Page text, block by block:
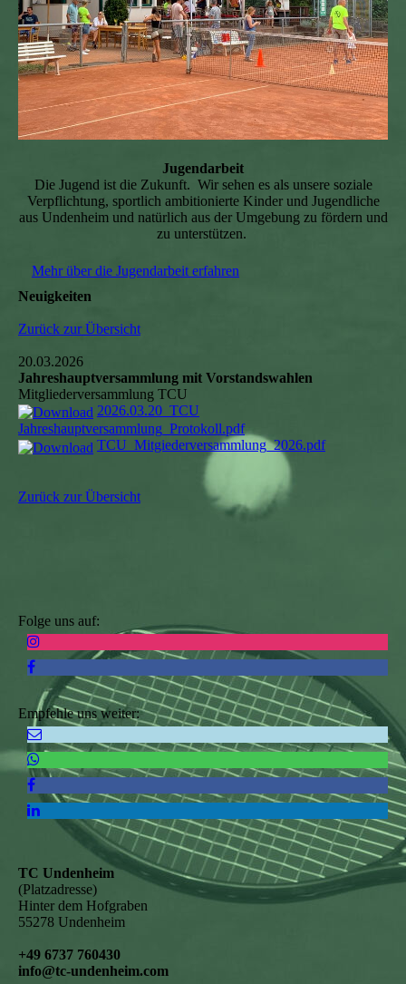
Jugendarbeit
Die Jugend ist die Zukunft. Wir sehen es als unsere soziale
Verpflichtung, sportlich ambitionierte Kinder und Jugendliche
aus Undenheim und natürlich aus der Umgebung zu fördern und
zu unterstützen.
Mehr über die Jugendarbeit erfahren
Neuigkeiten
Zurück zur Übersicht
20.03.2026
Jahreshauptversammlung mit Vorstandswahlen
Mitgliederversammlung TCU
2026.03.20_TCU
Jahreshauptversammlung_Protokoll.pdf
TCU_Mitgiederversammlung_2026.pdf
Zurück zur Übersicht
Folge uns auf:
Empfehle uns weiter:
TC Undenheim
(Platzadresse)
Hinter dem Hofgraben
55278 Undenheim
+49 6737 760430
info@tc-undenheim.com